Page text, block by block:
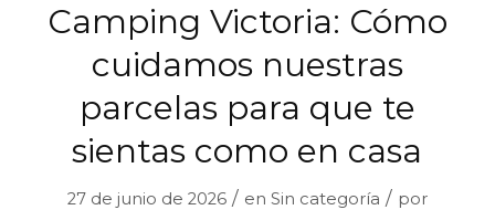
Camping Victoria: Cómo
cuidamos nuestras
parcelas para que te
sientas como en casa
27 de junio de 2026 / en Sin categoría / por